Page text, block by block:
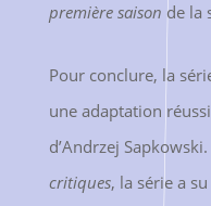
première saison de la
Pour conclure, la
une adaptation
d’Andrzej
critiques, la série a